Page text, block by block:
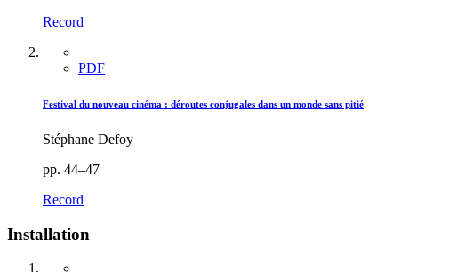
Record
PDF
Festival du nouveau cinéma : déroutes conjugales dans un monde sans pitié
Stéphane Defoy
pp. 44–47
Record
Installation